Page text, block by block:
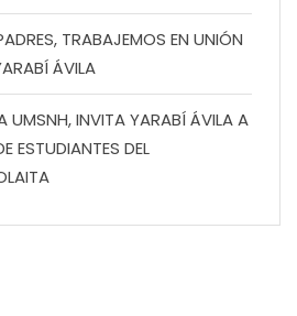
TRABAJEMOS EN UNIÓN
ÁVILA
UMSNH, INVITA YARABÍ ÁVILA A
ESTUDIANTES DEL